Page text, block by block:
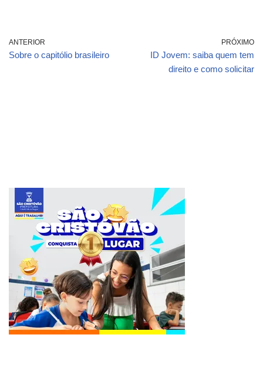
ANTERIOR
Sobre o capitólio brasileiro
PRÓXIMO
ID Jovem: saiba quem tem
direito e como solicitar